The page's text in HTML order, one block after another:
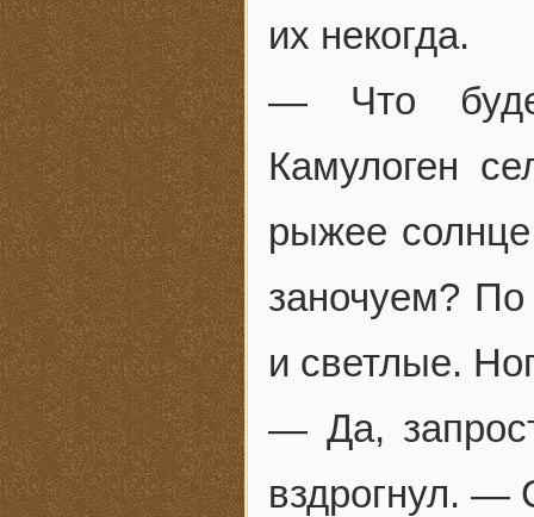
их некогда.
— Что
Камулоген
рыжее
заночуем?
и светлые.
— Да,
вздрогнул.